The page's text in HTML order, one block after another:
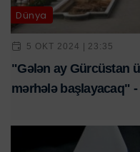
Dünya
5 OKT 2024 | 23:35
"Gələn ay Gürcüstan
mərhələ başlayacaq"